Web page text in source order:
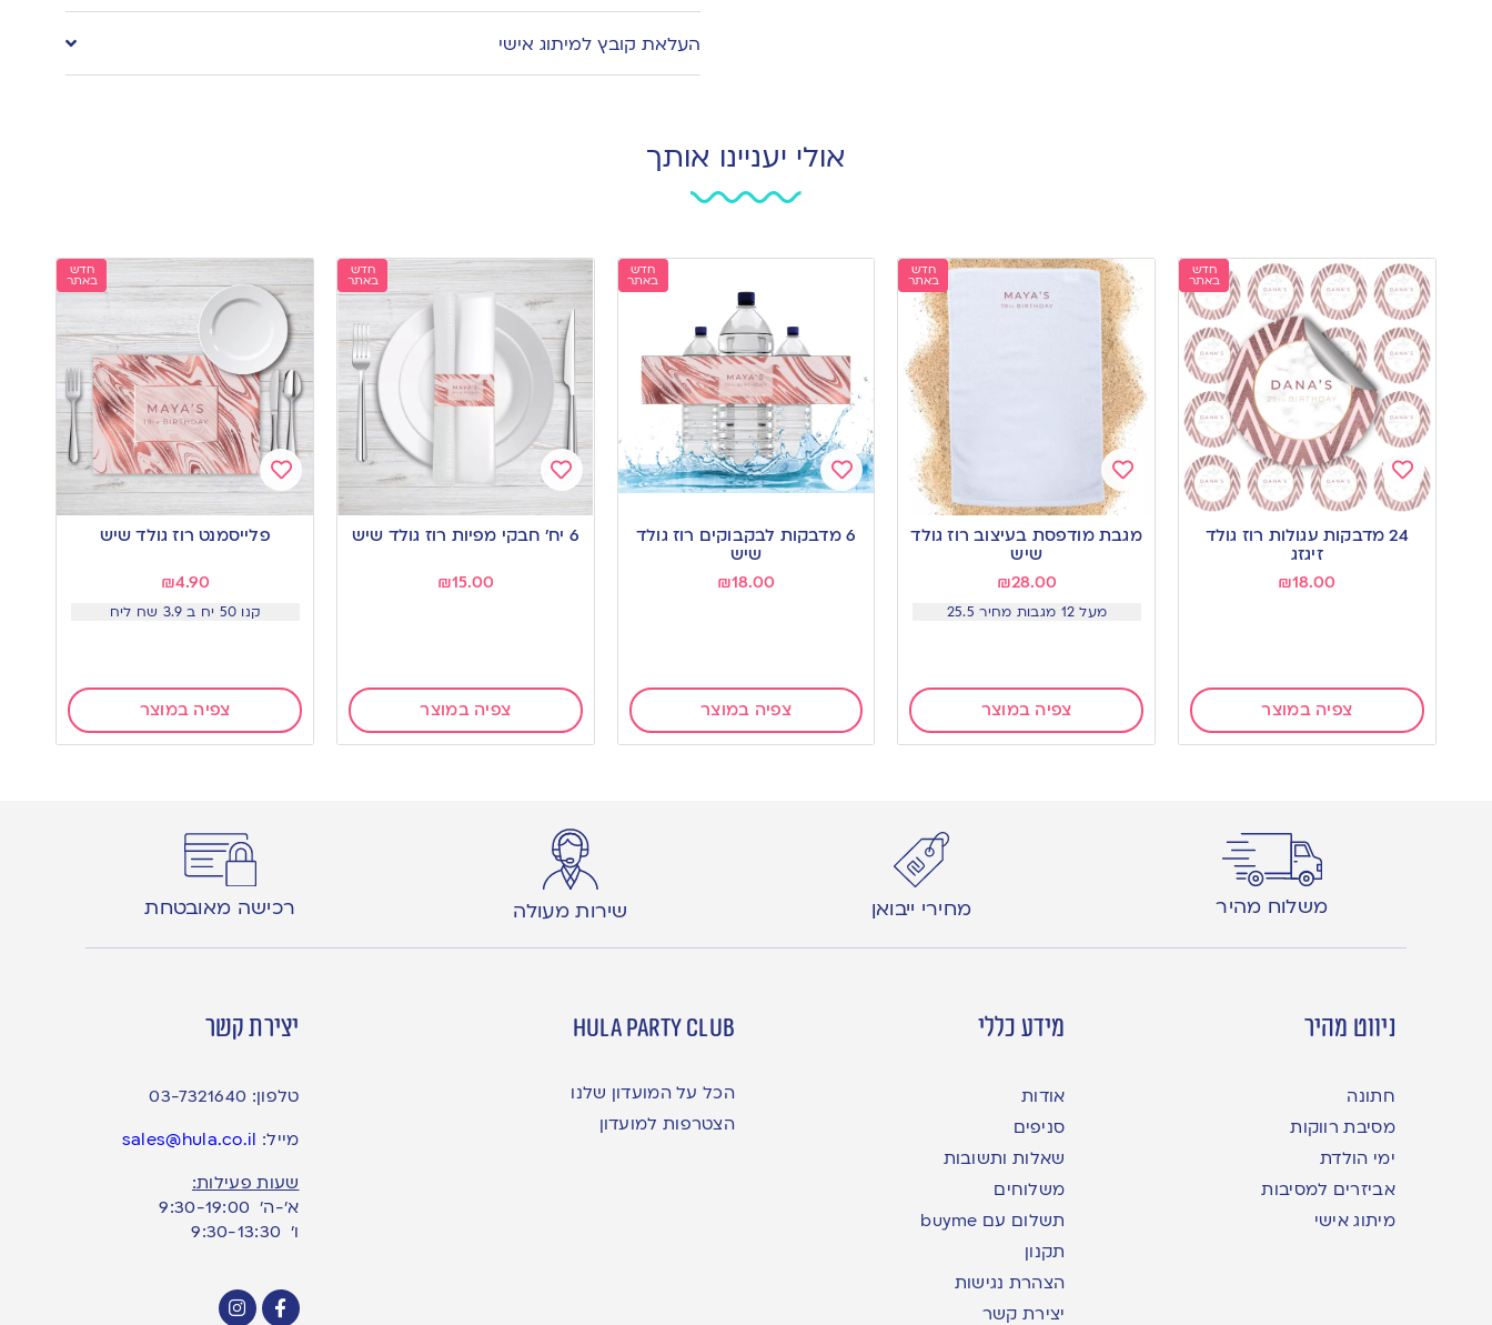
העלאת קובץ למיתוג אישי
אולי יעניינו אותך
חדש
באתר
Add
to 24 מדבקות עגולות רוז גולד
זיגזג
₪18.00
צפיה במוצר
חדש
באתר
Add
to
מגבת מודפסת בעיצוב רוז גולד
שיש
₪28.00
מעל 12 מגבות מחיר 25.5
צפיה במוצר
חדש
באתר
to
wishlist
6 מדבקות לבקבוקים רוז גולד
שיש
₪18.00
צפיה במוצר
חדש
באתר
Add
to 6 יח’ חבקי מפיות רוז גולד שיש
₪15.00
צפיה במוצר
חדש
באתר
פלייסמנט רוז גולד שיש
₪4.90
קנו 50 יח ב 3.9 שח ליח
צפיה במוצר
משלוח מהיר מחירי ייבואן שירות מעולה רכישה מאובטחת
ניווט מהיר
חתונה
מסיבת רווקות
ימי הולדת
אביזרים למסיבות
מיתוג אישי
מידע כללי
אודות
סניפים
שאלות ותשובות
משלוחים
תשלום עם buyme
תקנון
הצהרת נגישות
יצירת קשר
hula party club
הכל על המועדון שלנו
הצטרפות למועדון
יצירת קשר
טלפון: 03-7321640
מייל: sales@hula.co.il
שעות פעילות:
א’-ה’ 9:30-19:00
ו׳ 9:30-13:30